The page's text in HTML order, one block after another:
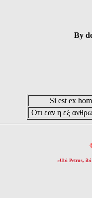
By
Si est ex
Οτι εαν η εξ
«Ubi Petrus, ibi